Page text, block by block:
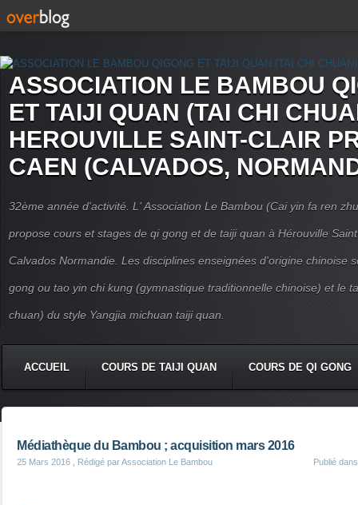
ASSOCIATION LE BAMBOU
ET TAIJI QUAN (TAI CHI
HEROUVILLE SAINT-CLAIR
CAEN (CALVADOS,
32ème année d'activité. L' Association Le Bambou (Cai yin fa ren
propose cours et stages de qi gong et de taiji quan à Hérouville
Calvados Normandie. Les disciplines enseignées d'origine chinoise
gong ou tao yin chi kung (gymnastique traditionnelle chinoise) et le
chuan) du style Yangjia michuan taiji quan.
ACCUEIL COURS DE TAIJI QUAN COURS DE QI GONG
Médiathèque du Bambou ; acquisition mars 2016
25 Mars 2016 , Rédigé par Association Le Bambou Publié